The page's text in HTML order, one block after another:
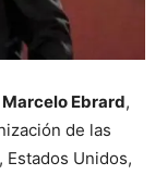
Marcelo Ebrard,
de las
Estados Unidos,